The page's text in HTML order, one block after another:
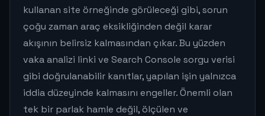
kullanan site örneğinde görüleceği gibi, sorun
çoğu zaman araç eksikliğinden değil karar
akışının belirsiz kalmasından çıkar. Bu yüzden
vaka analizi linki ve Search Console sorgu verisi
gibi doğrulanabilir kanıtlar, yapılan işin yalnızca
iddia düzeyinde kalmasını engeller. Önemli olan
tek bir parlak hamle değil, ölçülen ve